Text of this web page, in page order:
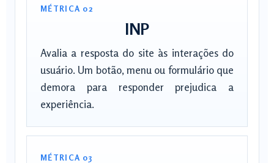
MÉTRICA 02
INP
Avalia a resposta do site às interações do
usuário. Um botão, menu ou formulário que
demora para responder prejudica a
experiência.
MÉTRICA 03